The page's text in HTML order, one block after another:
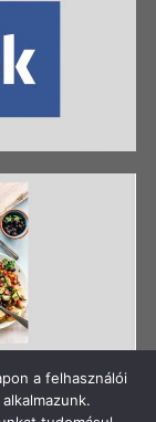
a felhasználói